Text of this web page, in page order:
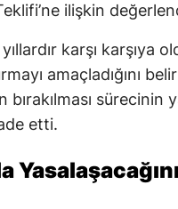
ilişkin
karşı karşıya
amaçladığını
sürecinin
etti.
Yasalaşacağını